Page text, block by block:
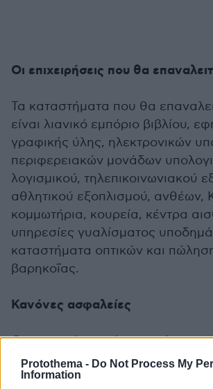
Protothema - Do Not Process My
Information
Οι επιχειρήσεις που θα
Τα καταστήματα που θα
είναι λιανικό εμπόριο βιβλίου,
γραφικής ύλης, ηλεκτρονικών
περιφερειακών μονάδων
λογισμικού, τηλεπικοινωνιακού
αθλητικού εξοπλισμού, ανθέων,
κομμωτήρια, κουρεία, κέντρα
υπηρεσίες γυαλίσματος
καταστήματα οπτικών και
βαρηκοΐας.
Κανόνες ασφαλείες
Οι επιχειρήσεις, όπως ανέφερε
θα πρέπει να τηρήσουν αυστηρά
τους κανόνες λειτουργίας, όπως